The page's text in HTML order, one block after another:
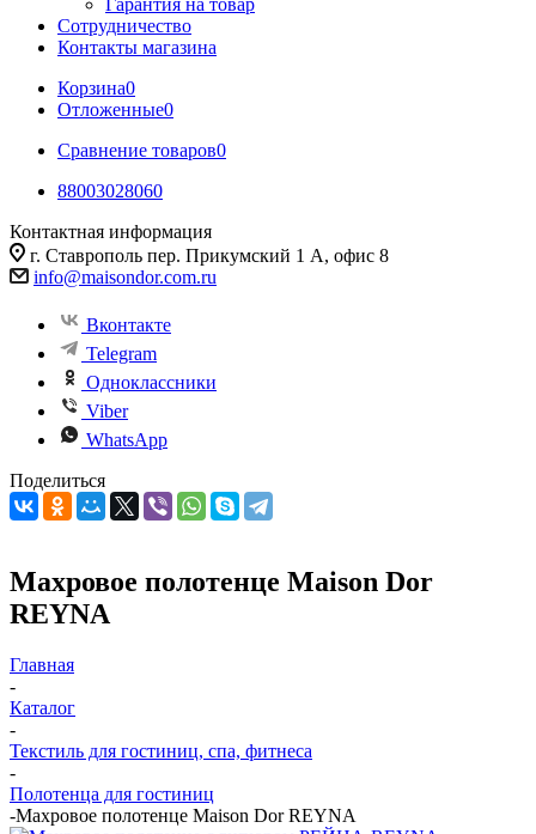
Гарантия на товар
Сотрудничество
Контакты магазина
Корзина0
Отложенные0
Сравнение товаров0
88003028060
Контактная информация
г. Ставрополь пер. Прикумский 1 А, офис 8
info@maisondor.com.ru
Вконтакте
Telegram
Одноклассники
Viber
WhatsApp
Поделиться
Махровое полотенце Maison Dor
REYNA
Главная
-
Каталог
-
Текстиль для гостиниц, спа, фитнеса
-
Полотенца для гостиниц
-Махровое полотенце Maison Dor REYNA